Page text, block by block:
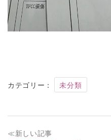
カテゴリー： 未分類
≪新しい記事